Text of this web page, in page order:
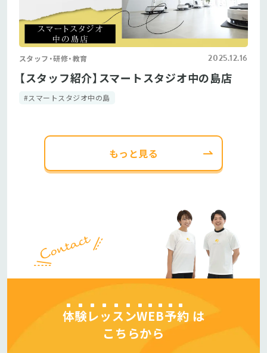
スタッフ・研修・教育 2025.12.16
【スタッフ紹介】スマートスタジオ中の島店
#スマートスタジオ中の島
もっと見る
体験レッスンWEB予約 は
こちらから